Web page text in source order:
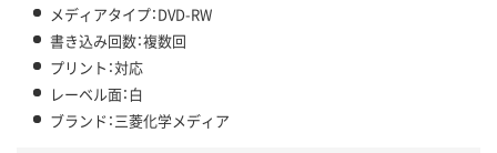
メディアタイプ：DVD-RW
書き込み回数：複数回
プリント：対応
レーベル面：白
ブランド：三菱化学メディア